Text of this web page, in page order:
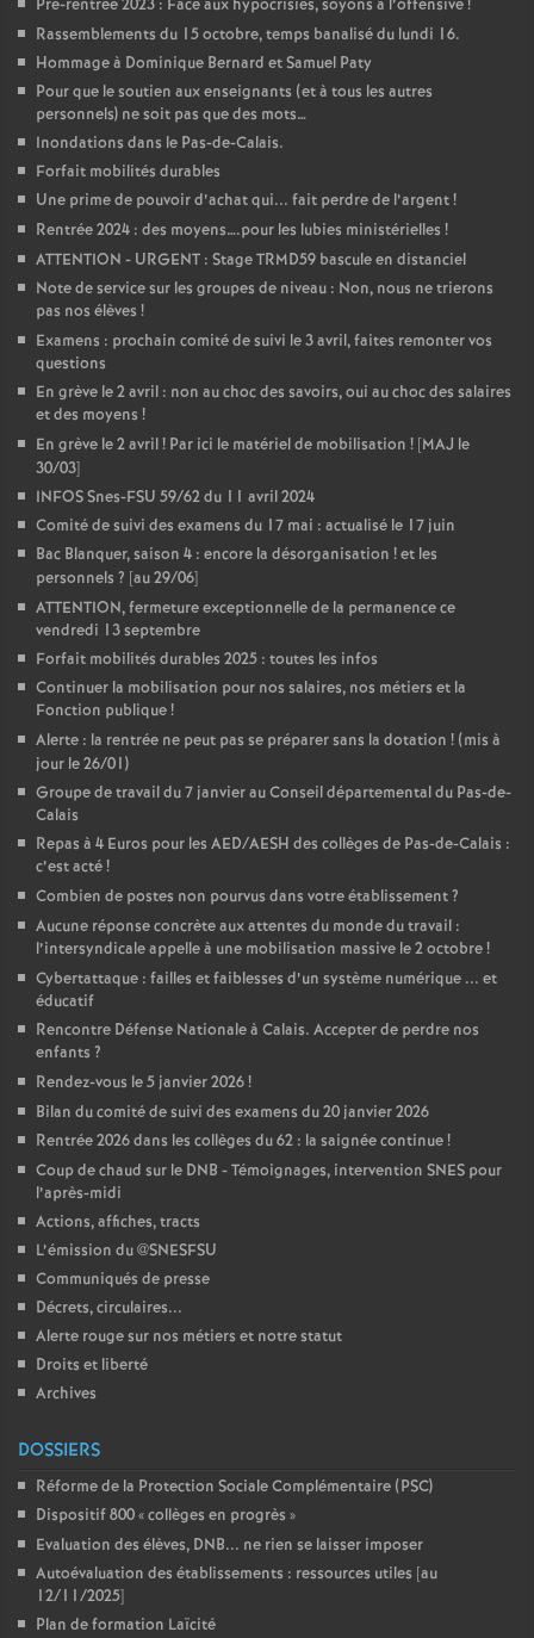
Pré-rentrée 2023 : Face aux hypocrisies, soyons à l’offensive !
Rassemblements du 15 octobre, temps banalisé du lundi 16.
Hommage à Dominique Bernard et Samuel Paty
Pour que le soutien aux enseignants (et à tous les autres
personnels) ne soit pas que des mots…
Inondations dans le Pas-de-Calais.
Forfait mobilités durables
Une prime de pouvoir d’achat qui... fait perdre de l’argent!
Rentrée 2024 : des moyens….pour les lubies ministérielles !
ATTENTION - URGENT : Stage TRMD59 bascule en distanciel
Note de service sur les groupes de niveau : Non, nous ne trierons
pas nos élèves !
Examens : prochain comité de suivi le 3 avril, faites remonter vos
questions
En grève le 2 avril : non au choc des savoirs, oui au choc des salaires
et des moyens !
En grève le 2 avril! Par ici le matériel de mobilisation ! [MAJ le
30/03]
INFOS Snes-FSU 59/62 du 11 avril 2024
Comité de suivi des examens du 17 mai : actualisé le 17 juin
Bac Blanquer, saison 4 : encore la désorganisation ! et les
personnels ? [au 29/06]
ATTENTION, fermeture exceptionnelle de la permanence ce
vendredi 13 septembre
Forfait mobilités durables 2025 : toutes les infos
Continuer la mobilisation pour nos salaires, nos métiers et la
Fonction publique!
Alerte : la rentrée ne peut pas se préparer sans la dotation ! (mis à
jour le 26/01)
Groupe de travail du 7 janvier au Conseil départemental du Pas-de-
Calais
Repas à 4 Euros pour les AED/AESH des collèges de Pas-de-Calais :
c’est acté!
Combien de postes non pourvus dans votre établissement?
Aucune réponse concrète aux attentes du monde du travail :
l’intersyndicale appelle à une mobilisation massive le 2 octobre!
Cybertattaque : failles et faiblesses d’un système numérique ... et
éducatif
Rencontre Défense Nationale à Calais. Accepter de perdre nos
enfants ?
Rendez-vous le 5 janvier 2026!
Bilan du comité de suivi des examens du 20 janvier 2026
Rentrée 2026 dans les collèges du 62 : la saignée continue!
Coup de chaud sur le DNB - Témoignages, intervention SNES pour
l’après-midi
Actions, affiches, tracts
L’émission du @SNESFSU
Communiqués de presse
Décrets, circulaires...
Alerte rouge sur nos métiers et notre statut
Droits et liberté
Archives
DOSSIERS
Réforme de la Protection Sociale Complémentaire (PSC)
Dispositif 800 «collèges en progrès »
Evaluation des élèves, DNB... ne rien se laisser imposer
Autoévaluation des établissements : ressources utiles [au
12/11/2025]
Plan de formation Laïcité